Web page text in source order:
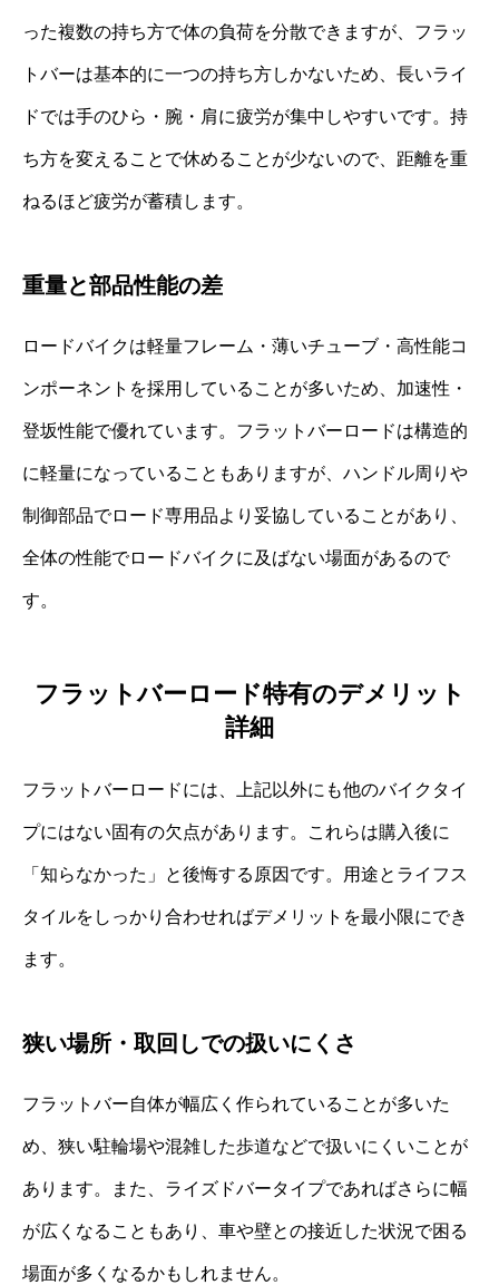
った複数の持ち方で体の負荷を分散できますが、フラッ
トバーは基本的に一つの持ち方しかないため、長いライ
ドでは手のひら・腕・肩に疲労が集中しやすいです。持
ち方を変えることで休めることが少ないので、距離を重
ねるほど疲労が蓄積します。
重量と部品性能の差
ロードバイクは軽量フレーム・薄いチューブ・高性能コ
ンポーネントを採用していることが多いため、加速性・
登坂性能で優れています。フラットバーロードは構造的
に軽量になっていることもありますが、ハンドル周りや
制御部品でロード専用品より妥協していることがあり、
全体の性能でロードバイクに及ばない場面があるので
す。
フラットバーロード特有のデメリット
詳細
フラットバーロードには、上記以外にも他のバイクタイ
プにはない固有の欠点があります。これらは購入後に
「知らなかった」と後悔する原因です。用途とライフス
タイルをしっかり合わせればデメリットを最小限にでき
ます。
狭い場所・取回しでの扱いにくさ
フラットバー自体が幅広く作られていることが多いた
め、狭い駐輪場や混雑した歩道などで扱いにくいことが
あります。また、ライズドバータイプであればさらに幅
が広くなることもあり、車や壁との接近した状況で困る
場面が多くなるかもしれません。